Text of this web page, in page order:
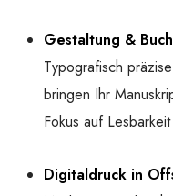
Gestaltung &
Typografisch
bringen Ihr
Fokus auf
Digitaldruck in